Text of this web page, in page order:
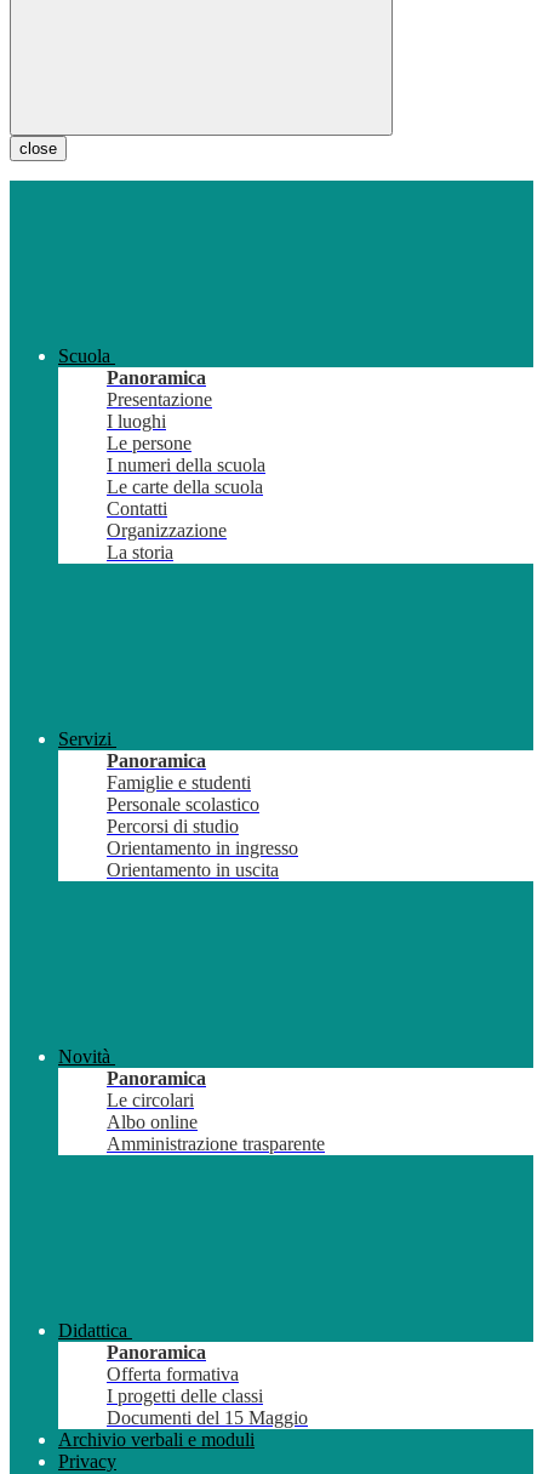
close
Scuola
Panoramica
Presentazione
I luoghi
Le persone
I numeri della scuola
Le carte della scuola
Contatti
Organizzazione
La storia
Servizi
Panoramica
Famiglie e studenti
Personale scolastico
Percorsi di studio
Orientamento in ingresso
Orientamento in uscita
Novità
Panoramica
Le circolari
Albo online
Amministrazione trasparente
Didattica
Panoramica
Offerta formativa
I progetti delle classi
Documenti del 15 Maggio
Archivio verbali e moduli
Privacy